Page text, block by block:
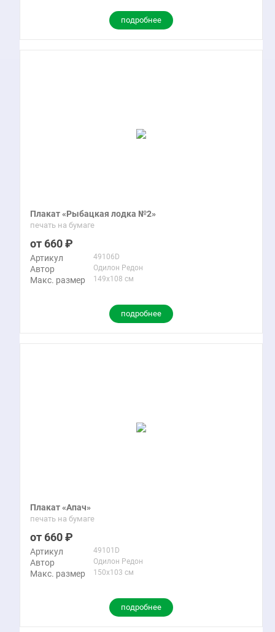
подробнее
Плакат «Рыбацкая лодка №2»
печать на бумаге
660
Артикул 49106D
Автор Одилон Редон
Макс. размер 149x108 см
подробнее
Плакат «Апач»
печать на бумаге
660
Артикул 49101D
Автор Одилон Редон
Макс. размер 150x103 см
подробнее